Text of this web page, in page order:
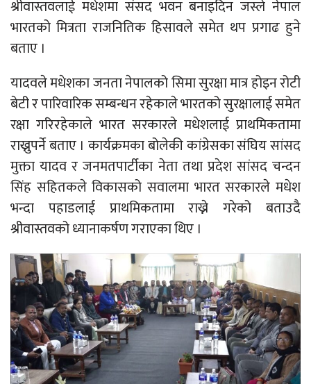
श्रीवास्तवलाई मधेशमा संसद भवन बनाइदिन जस्ले नेपाल
भारतको मित्रता राजनितिक हिसावले समेत थप प्रगाढ हुने
बताए ।
यादवले मधेशका जनता नेपालको सिमा सुरक्षा मात्र होइन रोटी
बेटी र पारिवारिक सम्बन्धन रहेकाले भारतको सुरक्षालाई समेत
रक्षा गरिरहेकाले भारत सरकारले मधेशलाई प्राथमिकतामा
राख्नुपर्ने बताए । कार्यक्रमका बोलेकी कांग्रेसका संघिय सांसद
मुक्ता यादव र जनमतपार्टीका नेता तथा प्रदेश सांसद चन्दन
सिंह सहितकले विकासको सवालमा भारत सरकारले मधेश
भन्दा पहाडलाई प्राथमिकतामा राख्ने गरेको बताउदै
श्रीवास्तवको ध्यानाकर्षण गराएका थिए ।